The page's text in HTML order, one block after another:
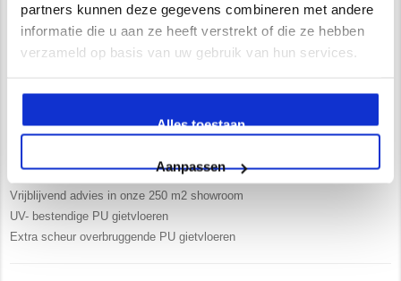
partners kunnen deze gegevens combineren met andere
informatie die u aan ze heeft verstrekt of die ze hebben
verzameld op basis van uw gebruik van hun services.
Alles toestaan
Aanpassen
Waarom kiest u voor Newstyle?
Uitgebreide service en begeleiding
Zelf opgeleiden vakmensen in dienst
Vrijblijvend advies in onze 250 m2 showroom
UV- bestendige PU gietvloeren
Extra scheur overbruggende PU gietvloeren